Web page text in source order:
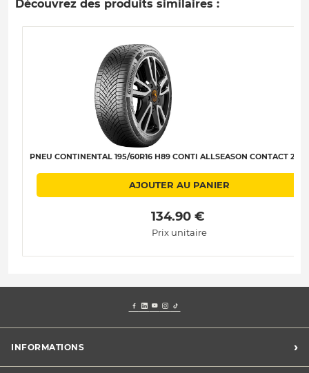
Découvrez des produits similaires :
PNEU CONTINENTAL 195/60R16 H89 CONTI ALLSEASON CONTACT 2 C-
AJOUTER AU PANIER
134.90 €
Prix unitaire
INFORMATIONS ›